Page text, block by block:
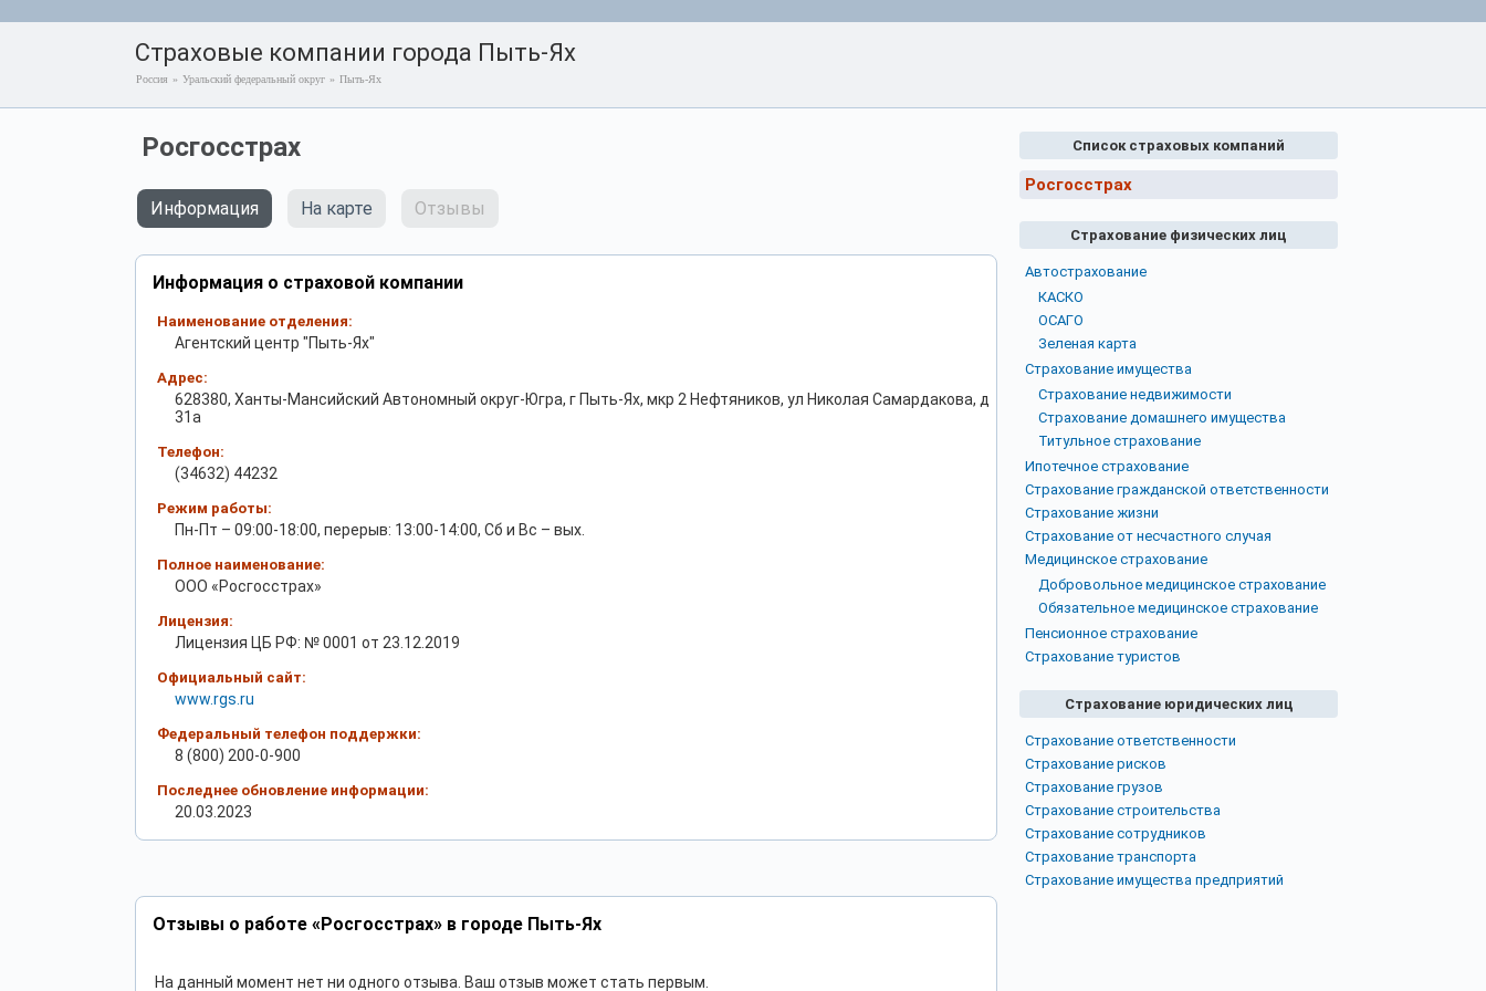
Страховые компании города Пыть-Ях
Россия » Уральский федеральный округ » Пыть-Ях
Росгосстрах
Информация На карте Отзывы
Информация о страховой компании
Наименование отделения:
Агентский центр "Пыть-Ях"
Адрес:
628380, Ханты-Мансийский Автономный округ-Югра, г Пыть-Ях, мкр 2 Нефтяников, ул Николая Самардакова, д
31а
Телефон:
(34632) 44232
Режим работы:
Пн-Пт – 09:00-18:00, перерыв: 13:00-14:00, Сб и Вс – вых.
Полное наименование:
ООО «Росгосстрах»
Лицензия:
Лицензия ЦБ РФ: № 0001 от 23.12.2019
Официальный сайт:
www.rgs.ru
Федеральный телефон поддержки:
8 (800) 200-0-900
Последнее обновление информации:
20.03.2023
Отзывы о работе «Росгосстрах» в городе Пыть-Ях
На данный момент нет ни одного отзыва. Ваш отзыв может стать первым.
Список страховых компаний
Росгосстрах
Страхование физических лиц
Автострахование
КАСКО
ОСАГО
Зеленая карта
Страхование имущества
Страхование недвижимости
Страхование домашнего имущества
Титульное страхование
Ипотечное страхование
Страхование гражданской ответственности
Страхование жизни
Страхование от несчастного случая
Медицинское страхование
Добровольное медицинское страхование
Обязательное медицинское страхование
Пенсионное страхование
Страхование туристов
Страхование юридических лиц
Страхование ответственности
Страхование рисков
Страхование грузов
Страхование строительства
Страхование сотрудников
Страхование транспорта
Страхование имущества предприятий